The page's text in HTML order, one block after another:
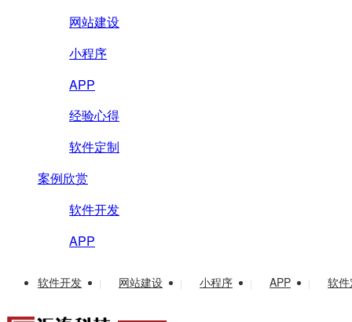
网站建设
小程序
APP
经验心得
软件定制
案例欣赏
软件开发
APP
软件开发 | 网站建设 | 小程序 | APP | 软